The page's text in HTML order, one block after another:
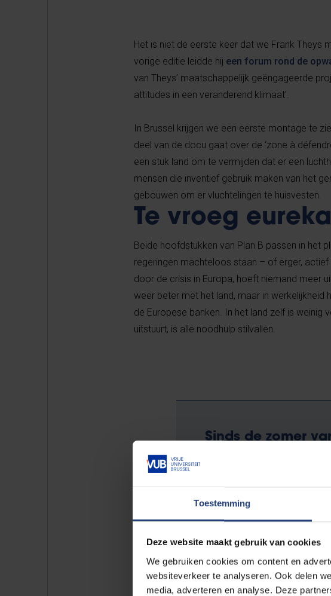
Toestemming
Deze website maakt gebruik van cookies
We gebruiken cookies om content en
websiteverkeer te analyseren. Ook delen
media, adverteren en analyse. Deze
Het is niet de eerste keer dat we Frank Theys
vorige editie leidde hij een forum rond de
van Theys’ maatschappelijk geëngageerde
attitudes in een veranderend klimaat’.
In Brussel krijgen we een eerste montage te
deel van de docu gaat over de ‘zone à
een stuk land om te vermijden dat er een
mensen die inventief gebruik maken van het
gebouwen om er vluchtelingen te huisvesten.
Te vroeg
Beide hoofdstukken van Plan B passen in het
regeringen machteloos staan – of erger,
door de crisis in Europa, hoeft niemand meer
weer beter met het land, maar in werkelijkheid
de Europese banken. In het land zelf is
uitstuurt, is alle noodhulp stilvallen.
Sinds de zomer
hoera-boodschap
en de situatie van
wordt met de dag